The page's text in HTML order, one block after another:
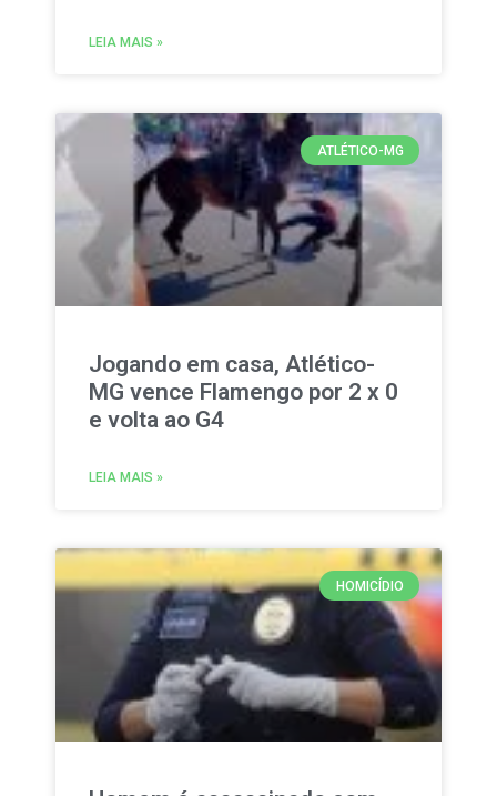
LEIA MAIS »
ATLÉTICO-MG
Jogando em casa, Atlético-
MG vence Flamengo por 2 x 0
e volta ao G4
LEIA MAIS »
HOMICÍDIO